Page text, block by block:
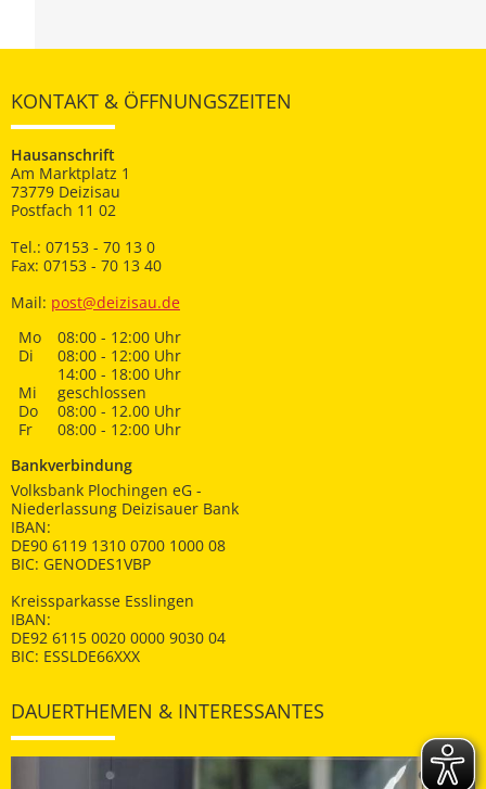
KONTAKT & ÖFFNUNGSZEITEN
Hausanschrift
Am Marktplatz 1
73779 Deizisau
Postfach 11 02
Tel.: 07153 - 70 13 0
Fax: 07153 - 70 13 40
Mail: post@deizisau.de
Mo
08:00 - 12:00 Uhr
Di
08:00 - 12:00 Uhr
14:00 - 18:00 Uhr
Mi
geschlossen
Do
08:00 - 12.00 Uhr
Fr
08:00 - 12:00 Uhr
Bankverbindung
Volksbank Plochingen eG -
Niederlassung Deizisauer Bank
IBAN:
DE90 6119 1310 0700 1000 08
BIC: GENODES1VBP
Kreissparkasse Esslingen
IBAN:
DE92 6115 0020 0000 9030 04
BIC: ESSLDE66XXX
DAUERTHEMEN & INTERESSANTES